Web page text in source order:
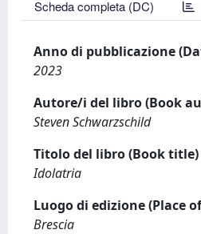
Scheda completa (DC)
Anno di pubblicazione
2023
Autore/i del libro (Book
Steven Schwarzschild
Titolo del libro (Book title)
Idolatria
Luogo di edizione (Place
Brescia